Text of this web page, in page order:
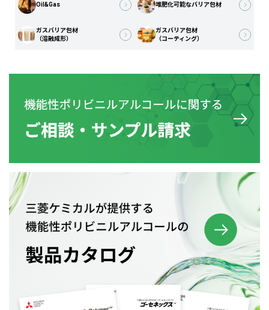
Oil&Gas 堆肥化可能なバリア包材
ガスバリア包材
（溶融成形）
ガスバリア包材
（コーティング）